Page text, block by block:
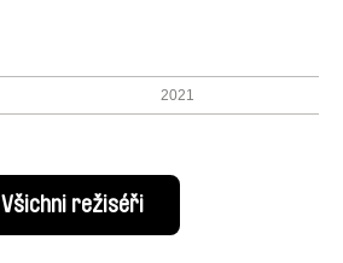
2021
Všichni režiséři